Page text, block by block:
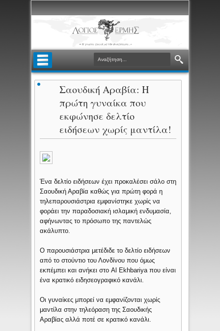
Σαουδική Αραβία: Η
πρώτη γυναίκα που
εκφώνησε δελτίο
ειδήσεων χωρίς μαντίλα!
Ένα δελτίο ειδήσεων έχει προκαλέσει σάλο στη
Σαουδική Αραβία καθώς για πρώτη φορά η
τηλεπαρουσιάστρια εμφανίστηκε χωρίς να
φοράει την παραδοσιακή ισλαμική ενδυμασία,
αφήνωντας το πρόσωπο της παντελώς
ακάλυπτο.
Ο παρουσιάστρια μετέδιδε το δελτίο ειδήσεων
από το στούντιο του Λονδίνου που όμως
εκπέμπει και ανήκει στο Al Ekhbariya που είναι
ένα κρατικό ειδησεογραφικό κανάλι.
Οι γυναίκες μπορεί να εμφανίζονται χωρίς
μαντίλα στην τηλεόραση της Σαουδικής
Αραβίας αλλά ποτέ σε κρατικό κανάλι.